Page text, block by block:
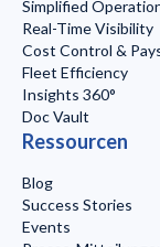
Simplified
Real-Time Visibility
Cost Control &
Fleet Efficiency
Insights 360°
Doc Vault
Ressourcen
Blog
Success Stories
Events